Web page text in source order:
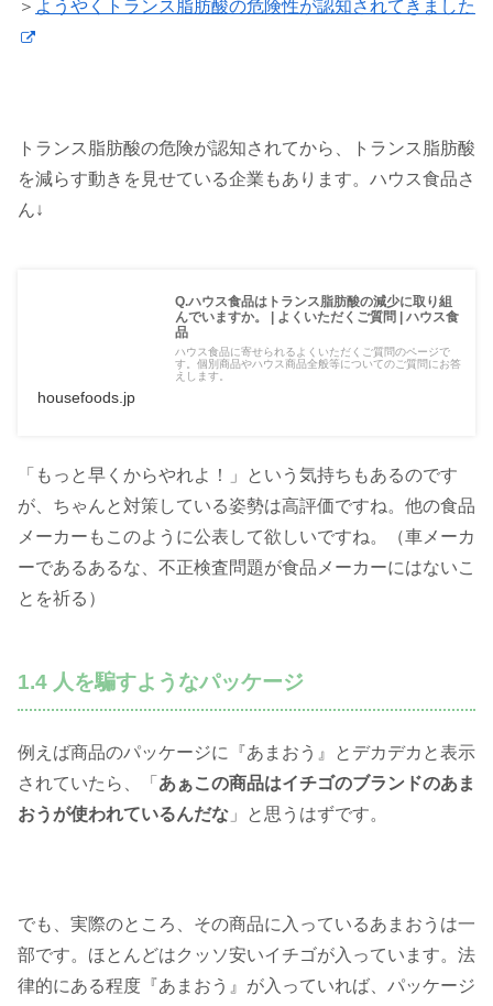
＞ ようやくトランス脂肪酸の危険性が認知されてきました
トランス脂肪酸の危険が認知されてから、トランス脂肪酸
を減らす動きを見せている企業もあります。ハウス食品さ
ん↓
Q.ハウス食品はトランス脂肪酸の減少に取り組
んでいますか。 | よくいただくご質問 | ハウス食
品
ハウス食品に寄せられるよくいただくご質問のページで
す。個別商品やハウス商品全般等についてのご質問にお答
えします。
housefoods.jp
「もっと早くからやれよ！」という気持ちもあるのです
が、ちゃんと対策している姿勢は高評価ですね。他の食品
メーカーもこのように公表して欲しいですね。（車メーカ
ーであるあるな、不正検査問題が食品メーカーにはないこ
とを祈る）
1.4 人を騙すようなパッケージ
例えば商品のパッケージに『あまおう』とデカデカと表示
されていたら、「 あぁこの商品はイチゴのブランドのあま
おうが使われているんだな 」と思うはずです。
でも、実際のところ、その商品に入っているあまおうは一
部です。ほとんどはクッソ安いイチゴが入っています。法
律的にある程度『あまおう』が入っていれば、パッケージ